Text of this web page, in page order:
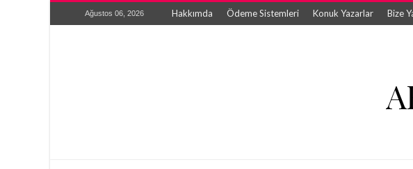
Ağustos 06, 2026 Hakkımda Ödeme Sistemleri Konuk Yazarlar Bize